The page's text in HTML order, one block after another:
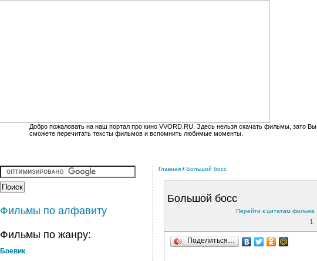
Добро пожаловать на наш портал про кино VVORD.RU. Здесь нельзя скачать фильмы, зато Вы
сможете перечитать тексты фильмов и вспомнить любимые моменты.
Фильмы по алфавиту
Фильмы по жанру:
Боевик
Главная / Большой босс
Большой босс
Перейти к цитатам фильма
1
Поделиться…